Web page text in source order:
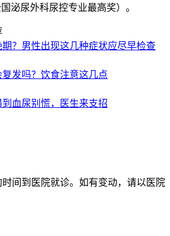
泌尿外科尿控专业最高奖）。
？男性出现这几种症状应尽早检查
发吗？饮食注意这几点
血尿别慌，医生来支招
间到医院就诊。如有变动，请以医院